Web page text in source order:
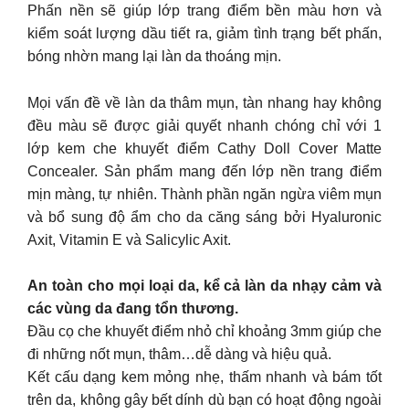
Phấn nền sẽ giúp lớp trang điểm bền màu hơn và
kiểm soát lượng dầu tiết ra, giảm tình trạng bết phấn,
bóng nhờn mang lại làn da thoáng mịn.
Mọi vấn đề về làn da thâm mụn, tàn nhang hay không
đều màu sẽ được giải quyết nhanh chóng chỉ với 1
lớp kem che khuyết điểm Cathy Doll Cover Matte
Concealer. Sản phẩm mang đến lớp nền trang điểm
mịn màng, tự nhiên. Thành phần ngăn ngừa viêm mụn
và bổ sung độ ẩm cho da căng sáng bởi Hyaluronic
Axit, Vitamin E và Salicylic Axit.
An toàn cho mọi loại da, kể cả làn da nhạy cảm và
các vùng da đang tổn thương.
Đầu cọ che khuyết điểm nhỏ chỉ khoảng 3mm giúp che
đi những nốt mụn, thâm…dễ dàng và hiệu quả.
Kết cấu dạng kem mỏng nhẹ, thấm nhanh và bám tốt
trên da, không gây bết dính dù bạn có hoạt động ngoài